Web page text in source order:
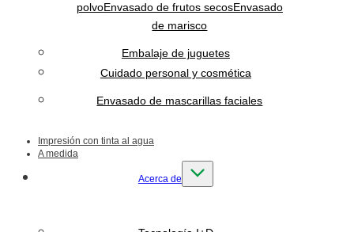
polvoEnvasado de frutos secosEnvasado
de marisco
Embalaje de juguetes
Cuidado personal y cosmética
Envasado de mascarillas faciales
Impresión con tinta al agua
A medida
Acerca de